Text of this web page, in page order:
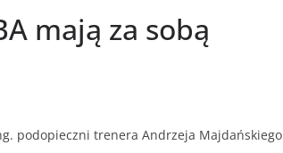
mają za sobą
podopieczni trenera Andrzeja Majdańskiego